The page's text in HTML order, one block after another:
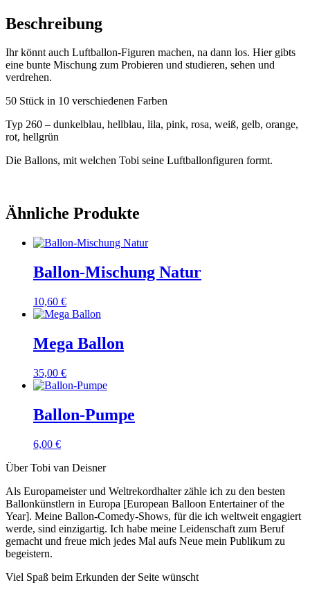
Beschreibung
Ihr könnt auch Luftballon-Figuren machen, na dann los. Hier gibts
eine bunte Mischung zum Probieren und studieren, sehen und
verdrehen.
50 Stück in 10 verschiedenen Farben
Typ 260 – dunkelblau, hellblau, lila, pink, rosa, weiß, gelb, orange,
rot, hellgrün
Die Ballons, mit welchen Tobi seine Luftballonfiguren formt.
Ähnliche Produkte
Ballon-Mischung Natur
10,60 €
Mega Ballon
35,00 €
Ballon-Pumpe
6,00 €
Über Tobi van Deisner
Als Europameister und Weltrekordhalter zähle ich zu den besten
Ballonkünstlern in Europa [European Balloon Entertainer of the
Year]. Meine Ballon-Comedy-Shows, für die ich weltweit engagiert
werde, sind einzigartig. Ich habe meine Leidenschaft zum Beruf
gemacht und freue mich jedes Mal aufs Neue mein Publikum zu
begeistern.
Viel Spaß beim Erkunden der Seite wünscht